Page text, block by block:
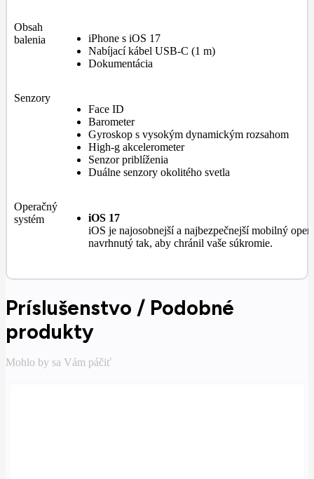
Obsah
balenia
iPhone s iOS 17
Nabíjací kábel USB-C (1 m)
Dokumentácia
Senzory
Face ID
Barometer
Gyroskop s vysokým dynamickým rozsahom
High-g akcelerometer
Senzor priblíženia
Duálne senzory okolitého svetla
Operačný
systém
iOS 17
iOS je najosobnejší a najbezpečnejší mobilný
navrhnutý tak, aby chránil vaše súkromie.
Príslušenstvo / Podobné
produkty
Mohlo by sa Vám páčiť